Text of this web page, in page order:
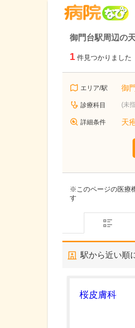
御門台駅周辺の
1 件見つかりました
エリア/駅 御
診療科目 (未
詳細条件 天
※このページの医療
す
駅から近い順
桜皮膚科